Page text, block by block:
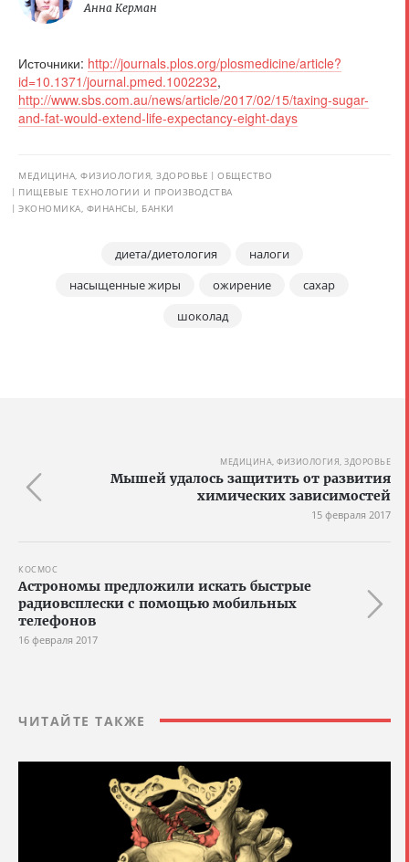
Анна Керман
Источники: http://journals.plos.org/plosmedicine/article?
id=10.1371/journal.pmed.1002232,
http://www.sbs.com.au/news/article/2017/02/15/taxing-sugar-
and-fat-would-extend-life-expectancy-eight-days
МЕДИЦИНА, ФИЗИОЛОГИЯ, ЗДОРОВЬЕ
ОБЩЕСТВО
ПИЩЕВЫЕ ТЕХНОЛОГИИ И ПРОИЗВОДСТВА
ЭКОНОМИКА, ФИНАНСЫ, БАНКИ
диета/диетология
налоги
насыщенные жиры
ожирение
сахар
шоколад
МЕДИЦИНА, ФИЗИОЛОГИЯ, ЗДОРОВЬЕ
Мышей удалось защитить от развития
химических зависимостей
15 февраля 2017
КОСМОС
Астрономы предложили искать быстрые
радиовсплески с помощью мобильных
телефонов
16 февраля 2017
ЧИТАЙТЕ ТАКЖЕ